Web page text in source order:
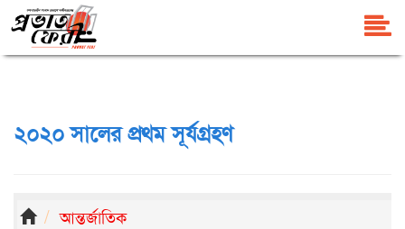
২০২০ সালের প্রথম সূর্যগ্রহণ
আন্তর্জাতিক